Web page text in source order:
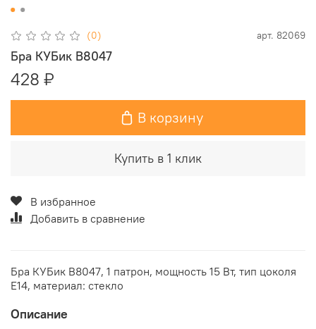
(0) арт. 82069
Бра КУБик B8047
428 ₽
В корзину
Купить в 1 клик
В избранное
Добавить в сравнение
Бра КУБик B8047, 1 патрон, мощность 15 Вт, тип цоколя
Е14, материал: стекло
Описание